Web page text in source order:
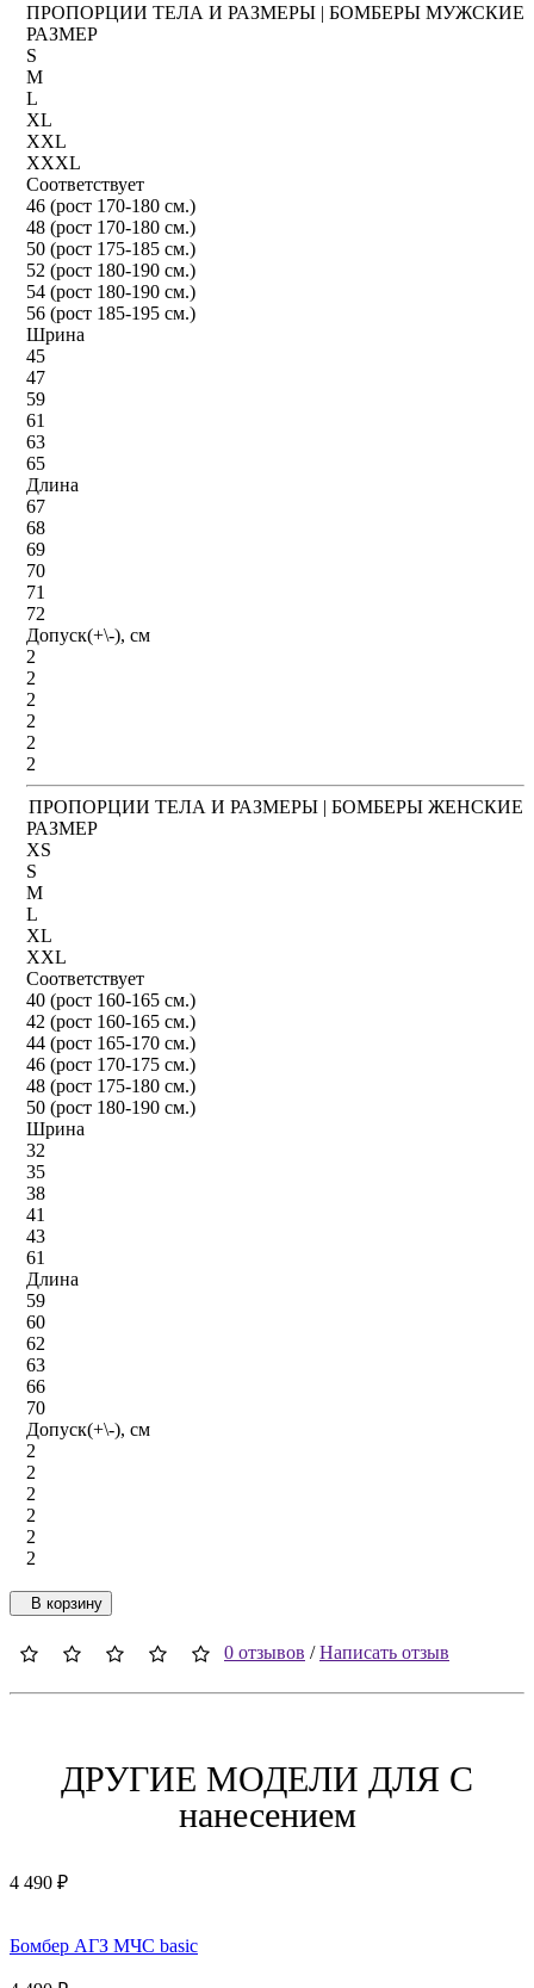
ПРОПОРЦИИ ТЕЛА И РАЗМЕРЫ | БОМБЕРЫ МУЖСКИЕ
РАЗМЕР
S
M
L
XL
XXL
XXXL
Соответствует
46 (рост 170-180 см.)
48 (рост 170-180 см.)
50 (рост 175-185 см.)
52 (рост 180-190 см.)
54 (рост 180-190 см.)
56 (рост 185-195 см.)
Шрина
45
47
59
61
63
65
Длина
67
68
69
70
71
72
Допуск(+\-), см
2
2
2
2
2
2
ПРОПОРЦИИ ТЕЛА И РАЗМЕРЫ | БОМБЕРЫ ЖЕНСКИЕ
РАЗМЕР
XS
S
M
L
XL
XXL
Соответствует
40 (рост 160-165 см.)
42 (рост 160-165 см.)
44 (рост 165-170 см.)
46 (рост 170-175 см.)
48 (рост 175-180 см.)
50 (рост 180-190 см.)
Шрина
32
35
38
41
43
61
Длина
59
60
62
63
66
70
Допуск(+\-), см
2
2
2
2
2
2
В корзину
0 отзывов /Написать отзыв
ДРУГИЕ МОДЕЛИ ДЛЯ C
нанесением
4 490 ₽
Бомбер АГЗ МЧС basic